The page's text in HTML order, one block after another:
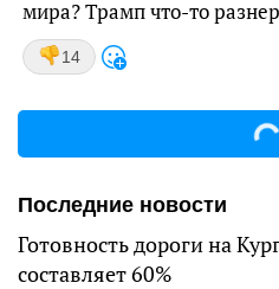
мира? Трамп что-то
14
Последние новости
Готовность дороги на
составляет 60%